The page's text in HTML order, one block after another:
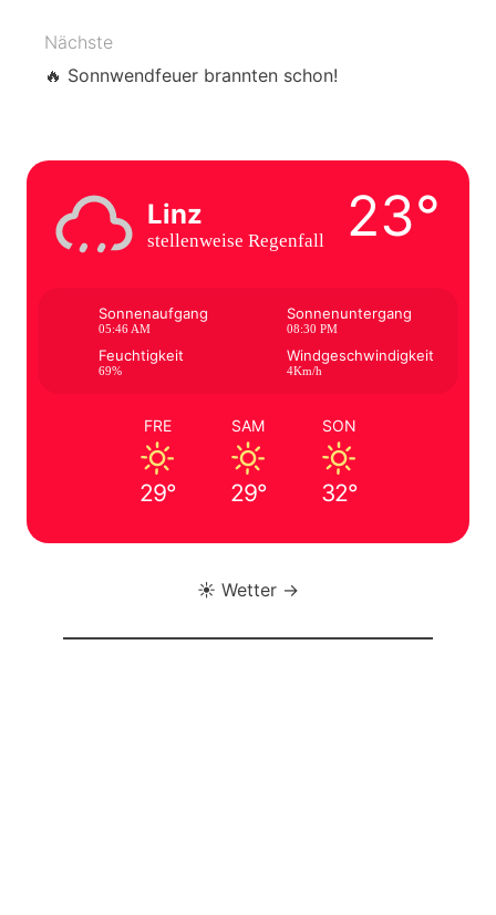
Nächste
🔥 Sonnwendfeuer brannten schon!
Linz
stellenweise Regenfall 23°
Sonnenaufgang
05:46 AM
Sonnenuntergang
08:30 PM
Feuchtigkeit
69%
Windgeschwindigkeit
4Km/h
FRE
29°
SAM
29°
SON
32°
☀️ Wetter →